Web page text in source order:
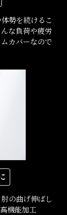
勢を続けるこ
な負荷や疲労
カバーなので
の曲げ伸ばし
機能加工